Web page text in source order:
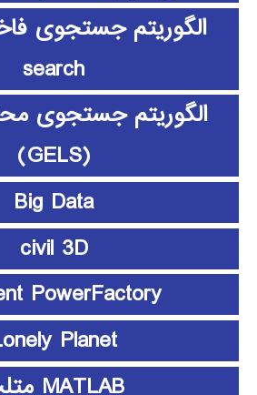
search
الگوریتم جستجوی
(GELS)
Big Data
civil 3D
PowerFactory
Planet
MATLAB متلب